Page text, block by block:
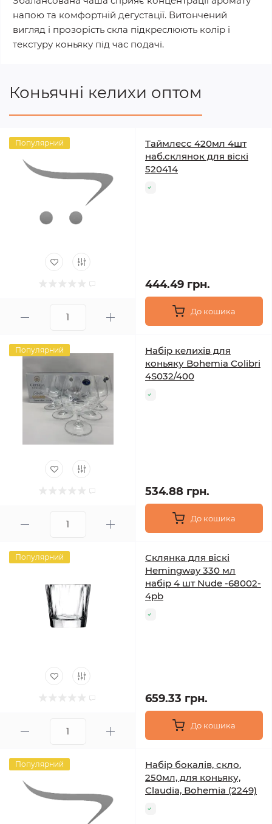
напою та комфортній дегустації. Витончений
вигляд і прозорість скла підкреслюють колір і
текстуру коньяку під час подачі.
Коньячні келихи оптом
Популярний
Таймлесс 420мл 4шт
наб.склянок для віскі
520414
444.49 грн.
До кошика
Популярний
Набір келихів для
коньяку Bohemia Colibri
4S032/400
534.88 грн.
До кошика
Популярний
Склянка для віскі
Hemingway 330 мл
набір 4 шт Nude -68002-
4pb
659.33 грн.
До кошика
Популярний
Набір бокалів, скло.
250мл, для коньяку,
Claudia, Bohemia (2249)